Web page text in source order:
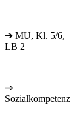
➔ MU, Kl. 5/6,
LB 2
⇒
Sozialkompetenz